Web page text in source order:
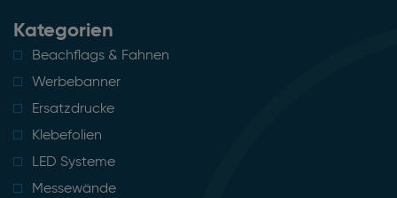
Kategorien
Beachflags & Fahnen
Werbebanner
Ersatzdrucke
Klebefolien
LED Systeme
Messewände